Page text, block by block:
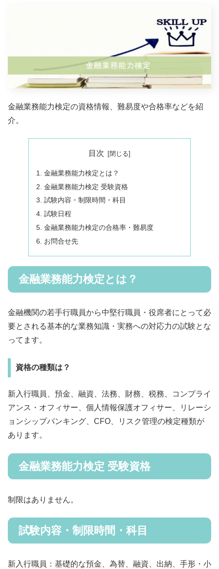
金融業務能力検定の資格情報、難易度や合格率などを紹
介。
目次
金融業務能力検定とは？
金融業務能力検定 受験資格
試験内容・制限時間・科目
試験日程
金融業務能力検定の合格率・難易度
お問合せ先
金融業務能力検定とは？
金融機関の若手行職員から中堅行職員・役席者にとって必
要とされる基本的な業務知識・実務への対応力の試験とな
ってます。
資格の種類は？
新入行職員、預金、融資、法務、財務、税務、コンプライ
アンス・オフィサー、個人情報保護オフィサー、リレーシ
ョンシップバンキング、CFO、リスク管理の検定種類が
あります。
金融業務能力検定 受験資格
制限はありません。
試験内容・制限時間・科目
新入行職員：基礎的な預金、為替、融資、出納、手形・小